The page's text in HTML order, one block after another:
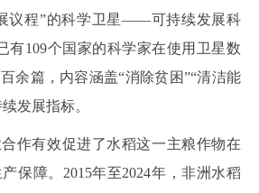
议程”的科学卫星——可持续发展科
有109个国家的科学家在使用卫星数
余篇，内容涵盖“消除贫困”“清洁能
发展指标。
作有效促进了水稻这一主粮作物在
保障。2015年至2024年，非洲水稻